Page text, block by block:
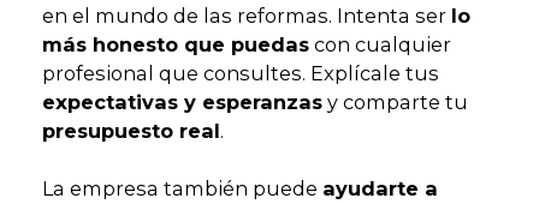
en el mundo de las reformas. Intenta ser lo
más honesto que puedas con cualquier
profesional que consultes. Explícale tus
expectativas y esperanzas y comparte tu
presupuesto real.
La empresa también puede ayudarte a